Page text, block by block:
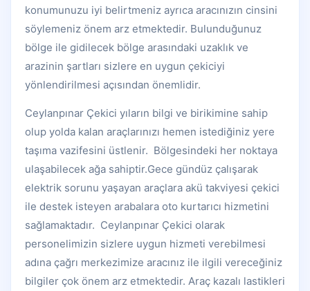
konumunuzu iyi belirtmeniz ayrıca aracınızın cinsini
söylemeniz önem arz etmektedir. Bulunduğunuz
bölge ile gidilecek bölge arasındaki uzaklık ve
arazinin şartları sizlere en uygun çekiciyi
yönlendirilmesi açısından önemlidir.
Ceylanpınar Çekici yıların bilgi ve birikimine sahip
olup yolda kalan araçlarınızı hemen istediğiniz yere
taşıma vazifesini üstlenir. Bölgesindeki her noktaya
ulaşabilecek ağa sahiptir.Gece gündüz çalışarak
elektrik sorunu yaşayan araçlara akü takviyesi çekici
ile destek isteyen arabalara oto kurtarıcı hizmetini
sağlamaktadır. Ceylanpınar Çekici olarak
personelimizin sizlere uygun hizmeti verebilmesi
adına çağrı merkezimize aracınız ile ilgili vereceğiniz
bilgiler çok önem arz etmektedir. Araç kazalı lastikleri